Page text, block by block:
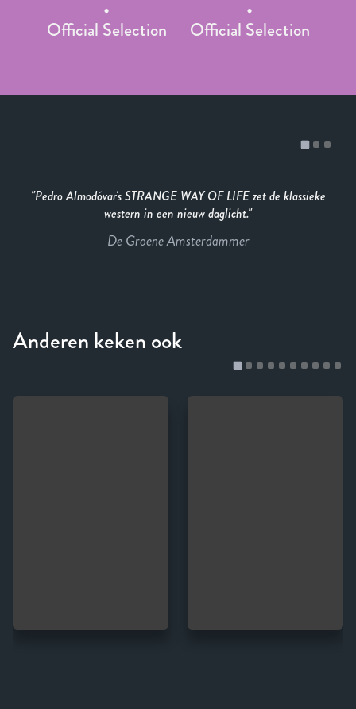
Official Selection
Official Selection
Pedro Almodóvar's STRANGE WAY OF LIFE zet de klassieke
western in een nieuw daglicht.
De Groene Amsterdammer